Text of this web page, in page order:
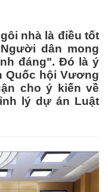
nhà là điều tốt
dân mong
đáng". Đó là ý
Quốc hội Vương
cho ý kiến về
lý dự án Luật